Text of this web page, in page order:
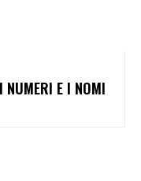
NUMERI E I NOMI